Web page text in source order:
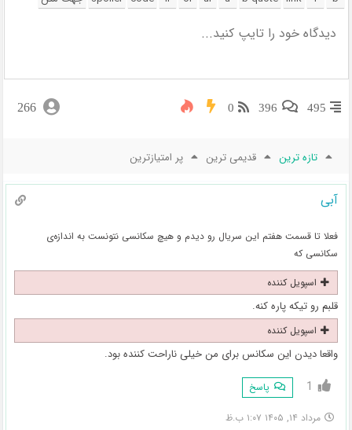
495
396
0
266
تازه ترین قدیمی ترین پر امتیازترین
آبی
فعلا تا قسمت هفتم این سریال رو دیدم و هیچ سکانسی نتونست به اندازه‌ی
سکانسی که
اسپویل کننده
قلبم رو تیکه پاره کنه.
اسپویل کننده
واقعا دیدن این سکانس برای من خیلی ناراحت کننده بود.
1 پاسخ
مرداد ۱۴, ۱۴۰۵ ۱:۰۷ ب.ظ